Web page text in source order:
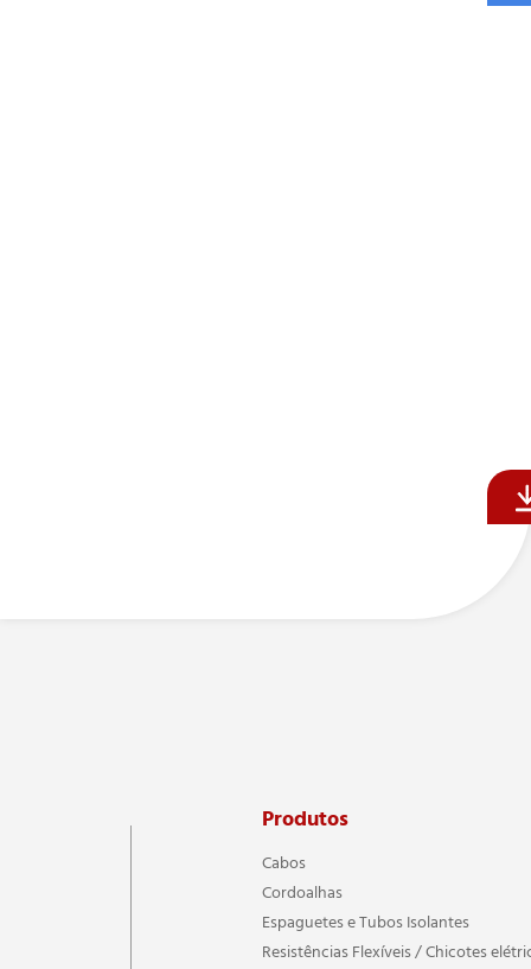
Produtos
Cabos
Cordoalhas
Espaguetes e Tubos Isolantes
Resistências Flexíveis / Chicotes